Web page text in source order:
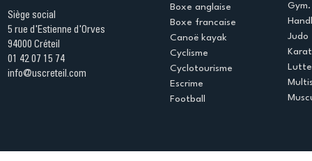
Siège social
5 rue d'Estienne d'Orves
94000 Créteil
01 42 07 15 74
info@uscreteil.com
Boxe anglaise
Boxe francaise
Canoë kayak
Cyclisme
Cyclotourisme
Escrime
Football
Judo
Lutte